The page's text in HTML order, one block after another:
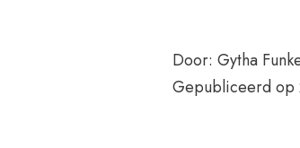
Door: Gytha
Gepubliceerd